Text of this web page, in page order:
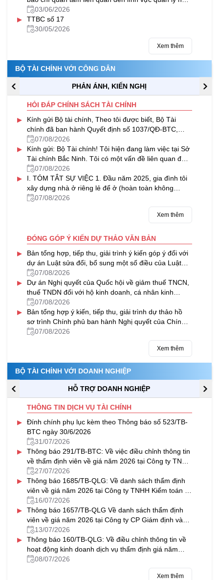
nước của Bộ Tài chính trong tháng 5/2026
03/06/2026
▸
TTBC số 17
30/05/2026
Xem thêm
BỘ TÀI CHÍNH VỚI CÔNG DÂN
PHẢN ÁNH, KIẾN NGHỊ
HỎI ĐÁP CHÍNH SÁCH TÀI CHÍNH
▸
Kính gửi Bộ tài chính, Theo tôi được biết, Bộ Tài
chính đã ban hành Quyết định số 1037/QĐ-BTC,
chính thức công bố quy trình...
07/08/2026
▸
Kính gửi: Bộ Tài chính! Tôi hiện đang làm việc tại Sở
Tài chính Bắc Ninh. Tôi có một vấn đề liên quan đến
lĩnh vực đầu tư...
07/08/2026
▸
I. TÓM TẮT SỰ VIỆC 1. Đầu năm 2025, gia đình tôi
xây dựng nhà ở riêng lẻ để ở (hoàn toàn không
nhằm mục đích kinh doanh) tại...
07/08/2026
Xem thêm
ĐÓNG GÓP Ý KIẾN DỰ THẢO VĂN BẢN
▸
Bản tổng hợp, tiếp thu, giải trình ý kiến góp ý đối với
dự án Luật sửa đổi, bổ sung một số điều của Luật
Thuế tài nguyên
07/08/2026
▸
Dự án Nghị quyết của Quốc hội về giảm thuế TNCN,
thuế TNDN đối với hộ kinh doanh, cá nhân kinh
doanh và doanh nghiệp
07/08/2026
▸
Bản tổng hợp ý kiến, tiếp thu, giải trình dự thảo hồ
sơ trình Chính phủ ban hành Nghị quyết của Chính
phủ về việc VIMC được chia cổ tức bằng cổ phiếu từ
nguồn lợi nhuận sau thuế chưa phân phối của năm
07/08/2026
Xem thêm
BỘ TÀI CHÍNH VỚI DOANH NGHIỆP
HỖ TRỢ DOANH NGHIỆP
THÔNG TIN DỊCH VỤ TÀI CHÍNH
▸
Đính chính phụ lục kèm theo Thông báo số 523/TB-
BTC ngày 30/6/2026
31/07/2026
▸
Thông báo 291/TB-BTC: Về việc điều chỉnh thông tin
về thẩm định viên về giá năm 2026 tại Công ty TNHH
Thẩm định giá & Bất động sản NAVICO
27/07/2026
▸
Thông báo 1685/TB-QLG: Về danh sách thẩm định
viên về giá năm 2026 tại Công ty TNHH Kiểm toán tư
vấn Thủ Đô
16/07/2026
▸
Thông báo 1657/TB-QLG Về danh sách thẩm định
viên về giá năm 2026 tại Công ty CP Giám định và
Thẩm định tài sản Việt Nam
13/07/2026
▸
Thông báo 160/TB-QLG: Về điều chỉnh thông tin về
hoạt động kinh doanh dịch vụ thẩm định giá năm
2026 tại Công ty CP Định giá HFC
08/07/2026
Xem thêm